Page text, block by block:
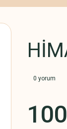
0 yorum